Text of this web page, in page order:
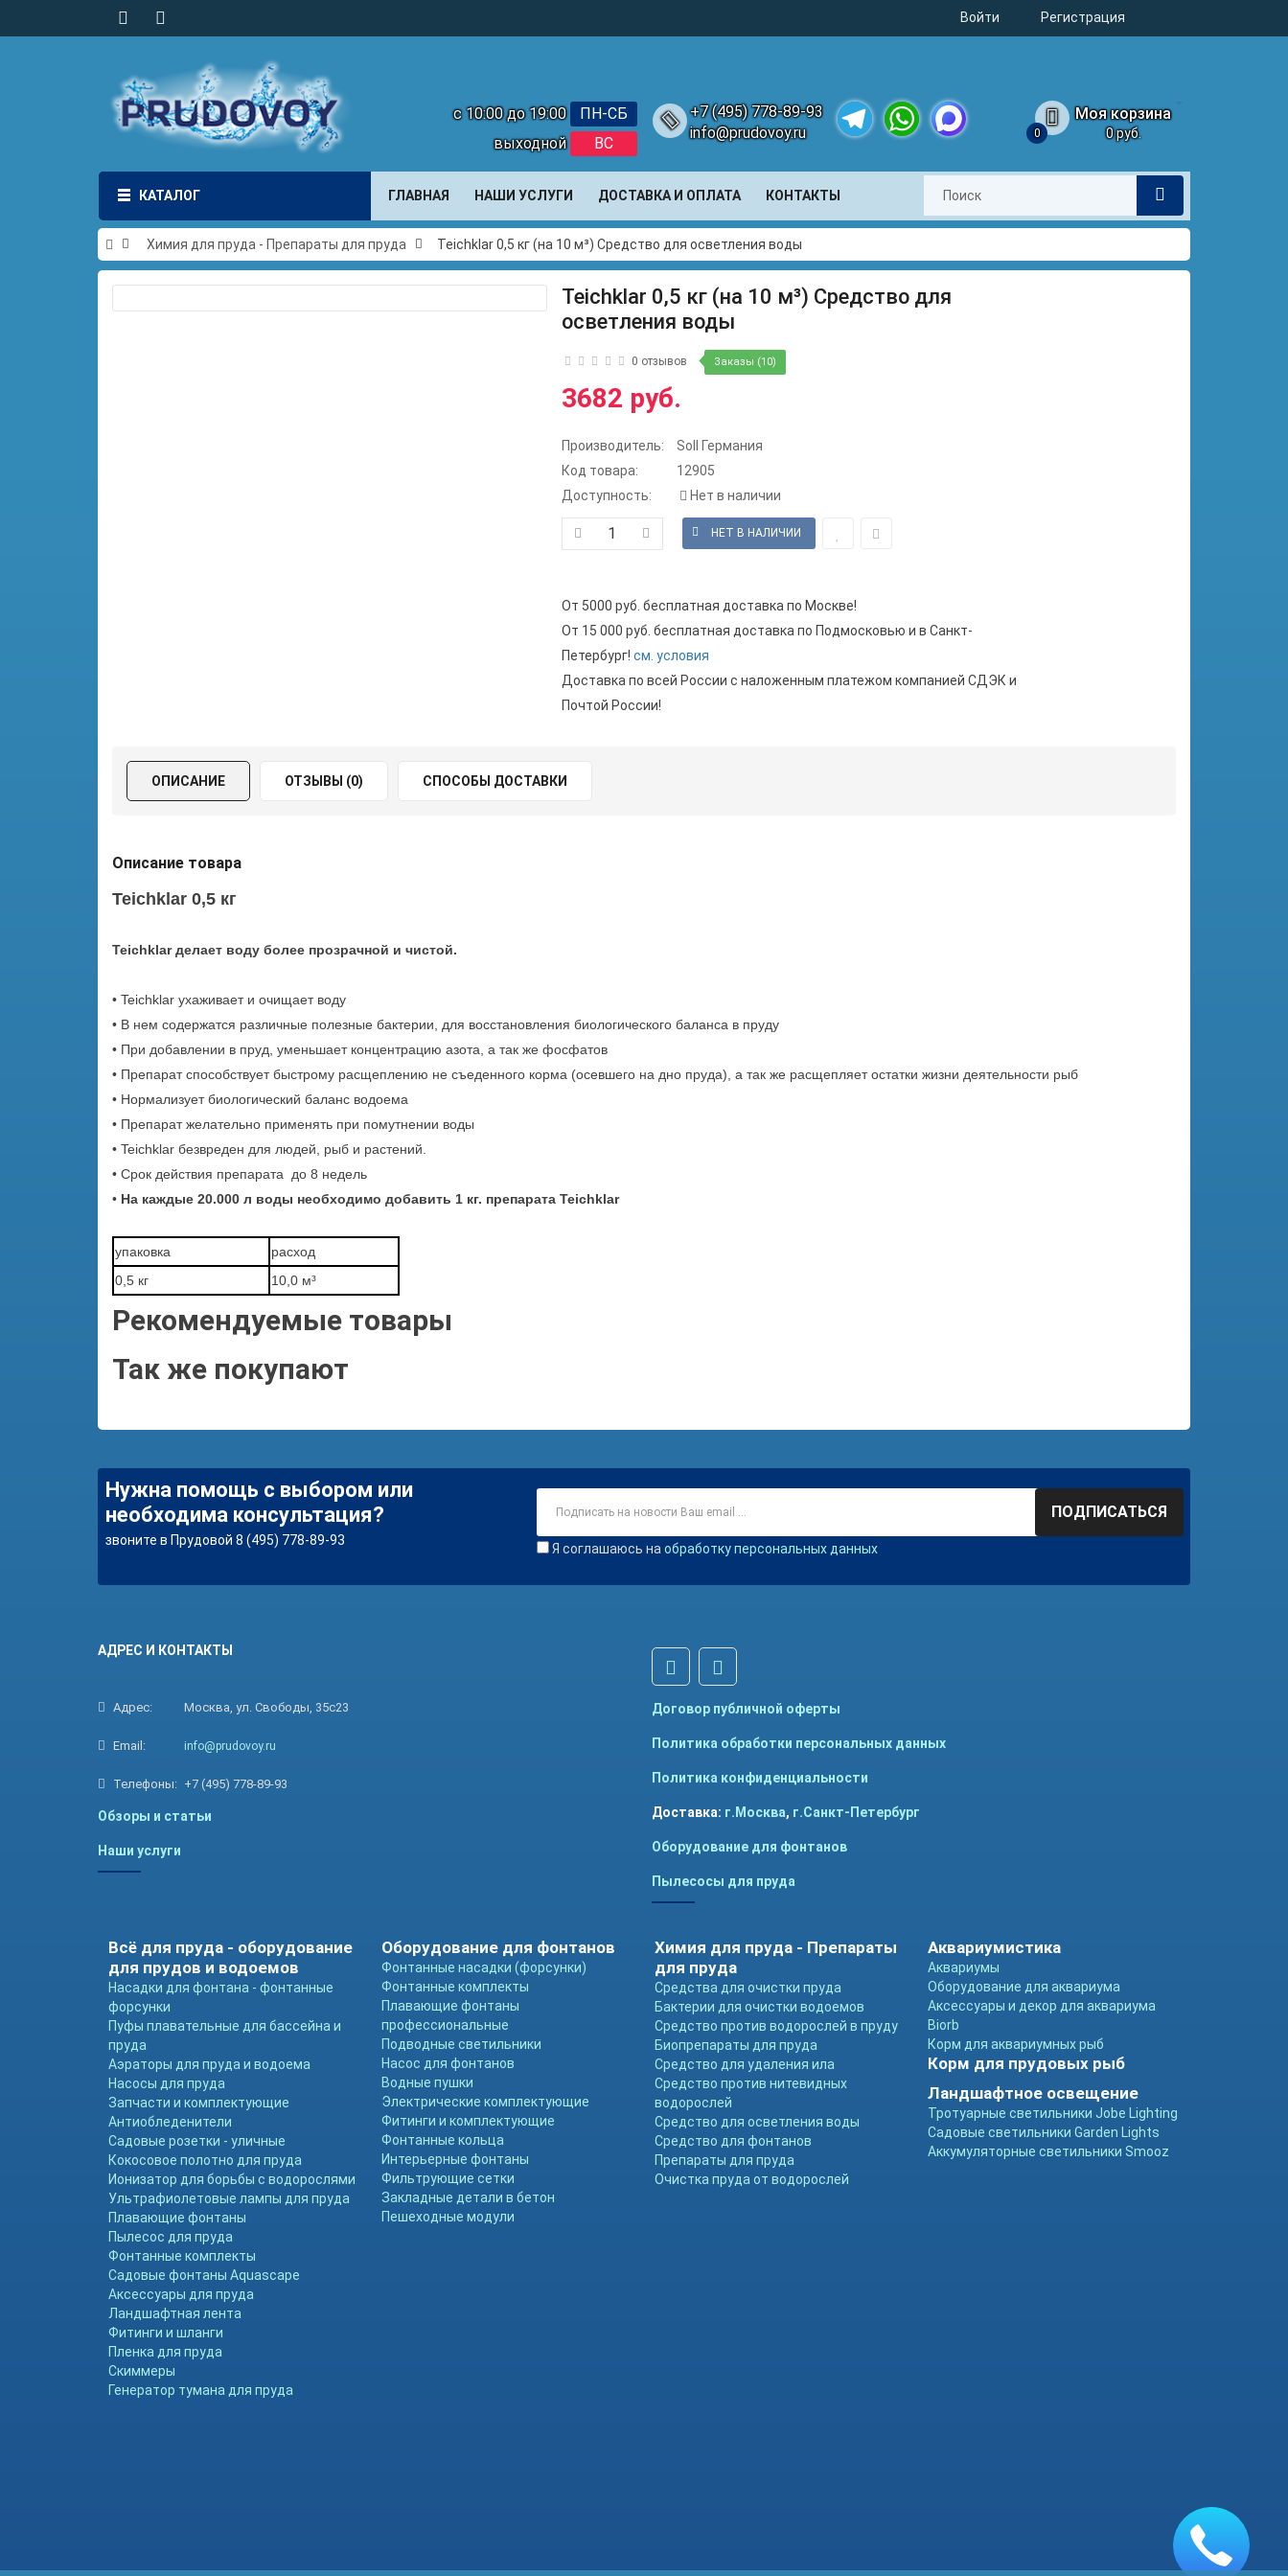
Войти Регистрация
с 10:00 до 19:00
ПН-СБ
выходной
ВС
+7 (495) 778-89-93
info@prudovoy.ru
Моя корзина
0 0 руб.
КАТАЛОГ ГЛАВНАЯ НАШИ УСЛУГИ ДОСТАВКА И ОПЛАТА КОНТАКТЫ
Химия для пруда - Препараты для пруда Teichklar 0,5 кг (на 10 м³) Средство для осветления воды
Teichklar 0,5 кг (на 10 м³) Средство для
осветления воды
0 отзывов Заказы (10)
3682 руб.
Производитель:
Soll Германия
Код товара:
12905
Доступность:
Нет в наличии
От 5000 руб. бесплатная доставка по Москве!
От 15 000 руб. бесплатная доставка по Подмосковью и в Санкт-
Петербург! см. условия
Доставка по всей России с наложенным платежом компанией СДЭК и
Почтой России!
ОПИСАНИЕ ОТЗЫВЫ (0) СПОСОБЫ ДОСТАВКИ
Описание товара
Teichklar 0,5 кг
Teichklar делает воду более прозрачной и чистой.
• Teichklar ухаживает и очищает воду
• В нем содержатся различные полезные бактерии, для восстановления биологического баланса в пруду
• При добавлении в пруд, уменьшает концентрацию азота, а так же фосфатов
• Препарат способствует быстрому расщеплению не съеденного корма (осевшего на дно пруда), а так же расщепляет остатки жизни деятельности рыб
• Нормализует биологический баланс водоема
• Препарат желательно применять при помутнении воды
• Teichklar безвреден для людей, рыб и растений.
• Срок действия препарата до 8 недель
• На каждые 20.000 л воды необходимо добавить 1 кг. препарата Teichklar
упаковка
расход
0,5 кг
10,0 м³
Рекомендуемые товары
Так же покупают
Нужна помощь с выбором или
необходима консультация?
звоните в Прудовой 8 (495) 778-89-93
ПОДПИСАТЬСЯ
Я соглашаюсь на обработку персональных данных
АДРЕС И КОНТАКТЫ
Адрес: Москва, ул. Свободы, 35с23
Email: info@prudovoy.ru
Телефоны: +7 (495) 778-89-93
Обзоры и статьи
Наши услуги
Договор публичной оферты
Политика обработки персональных данных
Политика конфиденциальности
Доставка: г.Москва, г.Санкт-Петербург
Оборудование для фонтанов
Пылесосы для пруда
Всё для пруда - оборудование
для прудов и водоемов
Насадки для фонтана - фонтанные
форсунки
Пуфы плавательные для бассейна и
пруда
Аэраторы для пруда и водоема
Насосы для пруда
Запчасти и комплектующие
Антиобледенители
Садовые розетки - уличные
Кокосовое полотно для пруда
Ионизатор для борьбы с водорослями
Ультрафиолетовые лампы для пруда
Плавающие фонтаны
Пылесос для пруда
Фонтанные комплекты
Садовые фонтаны Aquascape
Аксессуары для пруда
Ландшафтная лента
Фитинги и шланги
Пленка для пруда
Скиммеры
Генератор тумана для пруда
Оборудование для фонтанов
Фонтанные насадки (форсунки)
Фонтанные комплекты
Плавающие фонтаны
профессиональные
Подводные светильники
Насос для фонтанов
Водные пушки
Электрические комплектующие
Фитинги и комплектующие
Фонтанные кольца
Интерьерные фонтаны
Фильтрующие сетки
Закладные детали в бетон
Пешеходные модули
Химия для пруда - Препараты
для пруда
Средства для очистки пруда
Бактерии для очистки водоемов
Средство против водорослей в пруду
Биопрепараты для пруда
Средство для удаления ила
Средство против нитевидных
водорослей
Средство для осветления воды
Средство для фонтанов
Препараты для пруда
Очистка пруда от водорослей
Аквариумистика
Аквариумы
Оборудование для аквариума
Аксессуары и декор для аквариума
Biorb
Корм для аквариумных рыб
Корм для прудовых рыб
Ландшафтное освещение
Тротуарные светильники Jobe Lighting
Садовые светильники Garden Lights
Аккумуляторные светильники Smooz